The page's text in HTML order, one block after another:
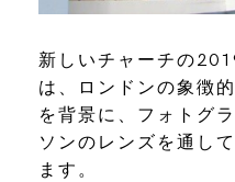
新しいチャーチの
は、ロンドンの象徴
を背景に、フォトグ
ソンのレンズを通し
ます。